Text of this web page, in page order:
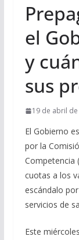
el
y
sus
19 de abril
El Gobierno
por la
Competencia
cuotas a los
escándalo
servicios de
Este